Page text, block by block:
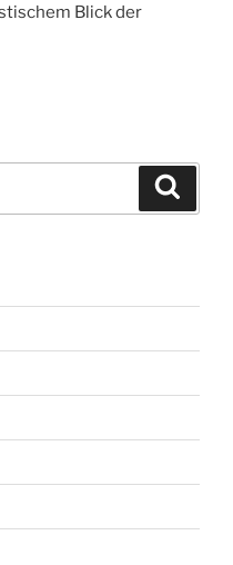
Blick der